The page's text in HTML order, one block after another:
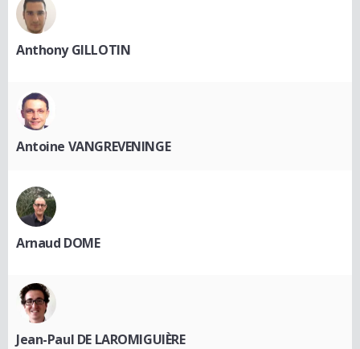
Anthony GILLOTIN
Antoine VANGREVENINGE
Arnaud DOME
Jean-Paul DE LAROMIGUIÈRE